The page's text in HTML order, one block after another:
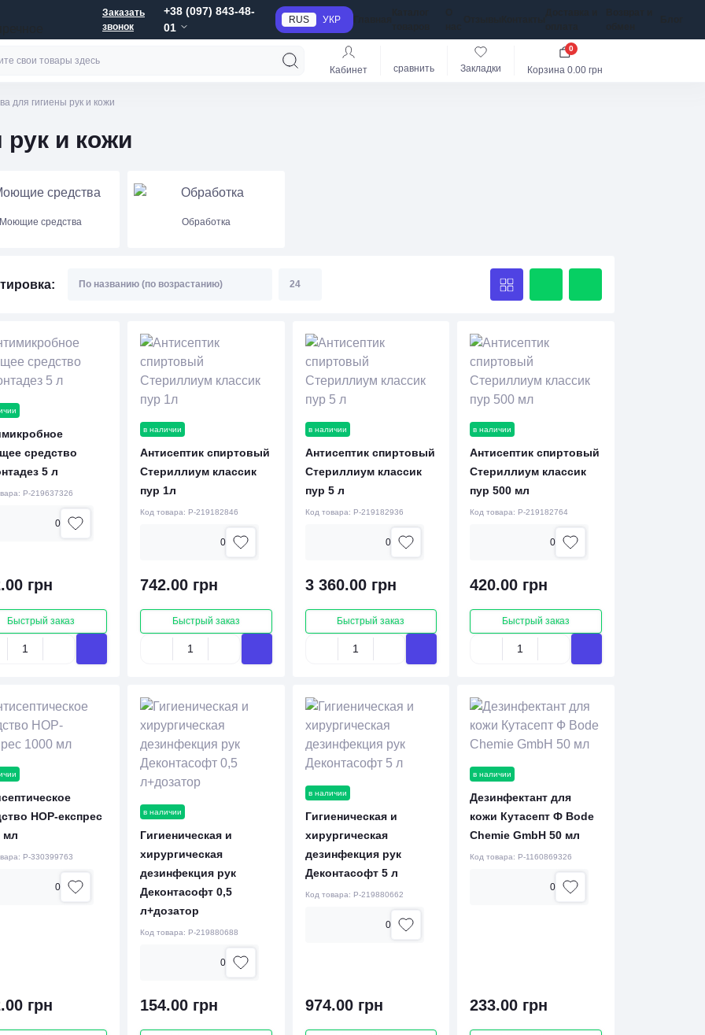
Заказать
звонок
+38 (097) 843-48-
01
RUS УКР
Кабинет сравнить Закладки Корзина 0.00 грн
0
для гигиены рук и кожи
и кожи
Моющие средства Обработка
средство
5 л
P-219637326
0
грн
Быстрый заказ
в наличии
Антисептик спиртовый
Стериллиум классик
пур 1л
Код товара: P-219182846
0
742.00 грн
Быстрый заказ
в наличии
Антисептик спиртовый
Стериллиум классик
пур 5 л
Код товара: P-219182936
0
3 360.00 грн
Быстрый заказ
в наличии
Антисептик спиртовый
Стериллиум классик
пур 500 мл
Код товара: P-219182764
0
420.00 грн
Быстрый заказ
НОР-експрес
мл
P-330399763
0
грн
в наличии
Гигиеническая и
хирургическая
дезинфекция рук
Деконтасофт 0,5
л+дозатор
Код товара: P-219880688
0
154.00 грн
в наличии
Гигиеническая и
хирургическая
дезинфекция рук
Деконтасофт 5 л
Код товара: P-219880662
0
974.00 грн
в наличии
Дезинфектант для
кожи Кутасепт Ф Bode
Chemie GmbH 50 мл
Код товара: P-1160869326
0
233.00 грн